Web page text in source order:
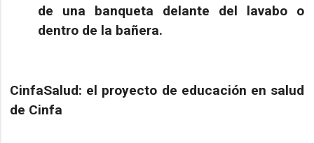
de una banqueta delante del lavabo o
dentro de la bañera.
CinfaSalud: el proyecto de educación en salud
de Cinfa